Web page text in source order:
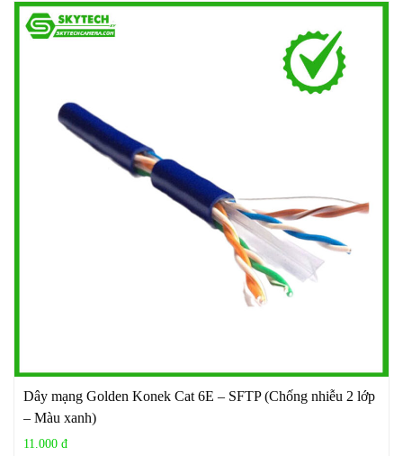
Dây mạng Golden Konek Cat 6E – SFTP (Chống nhiễu 2 lớp
– Màu xanh)
11.000 đ